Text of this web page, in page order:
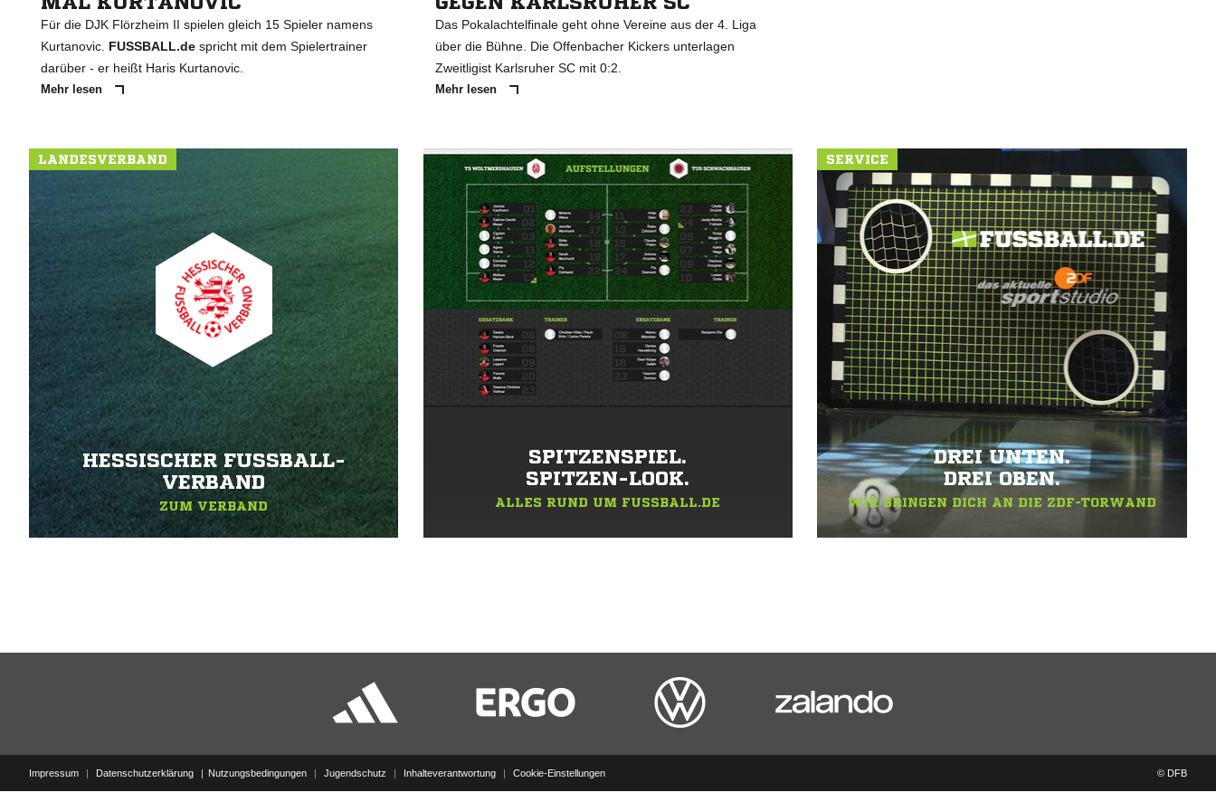
Für die DJK Flörzheim II spielen gleich 15 Spieler namens
Kurtanovic. FUSSBALL.de spricht mit dem Spielertrainer
darüber - er heißt Haris Kurtanovic.
Mehr lesen
Das Pokalachtelfinale geht ohne Vereine aus der 4. Liga
über die Bühne. Die Offenbacher Kickers unterlagen
Zweitligist Karlsruher SC mit 0:2.
Mehr lesen
LANDESVERBAND
HESSISCHER FUSSBALL-V
ERBAND
ZUM VERBAND
SPITZENSPIEL.
SPITZEN-LOOK.
ALLES RUND UM FUSSBALL.DE
SERVICE
DREI UNTEN.
DREI OBEN.
WIR BRINGEN DICH AN DIE ZDF-TORWAND
Impressum | Datenschutzerklärung Nutzungsbedingungen | Jugendschutz | Inhalteverantwortung | Cookie-Einstellungen © DFB